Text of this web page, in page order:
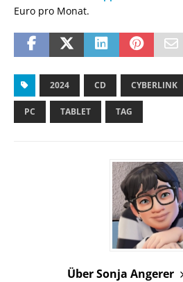
Euro pro Monat.
2024 CD CYBERLINK
PC TABLET TAG
Über Sonja Angerer